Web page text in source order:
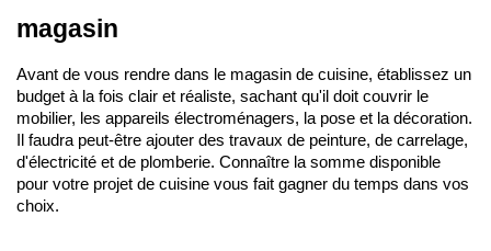
magasin
Avant de vous rendre dans le magasin de cuisine, établissez un
budget à la fois clair et réaliste, sachant qu'il doit couvrir le
mobilier, les appareils électroménagers, la pose et la décoration.
Il faudra peut-être ajouter des travaux de peinture, de carrelage,
d'électricité et de plomberie. Connaître la somme disponible
pour votre projet de cuisine vous fait gagner du temps dans vos
choix.